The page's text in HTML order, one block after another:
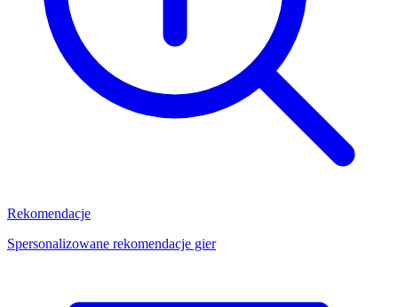
Rekomendacje
Spersonalizowane rekomendacje gier